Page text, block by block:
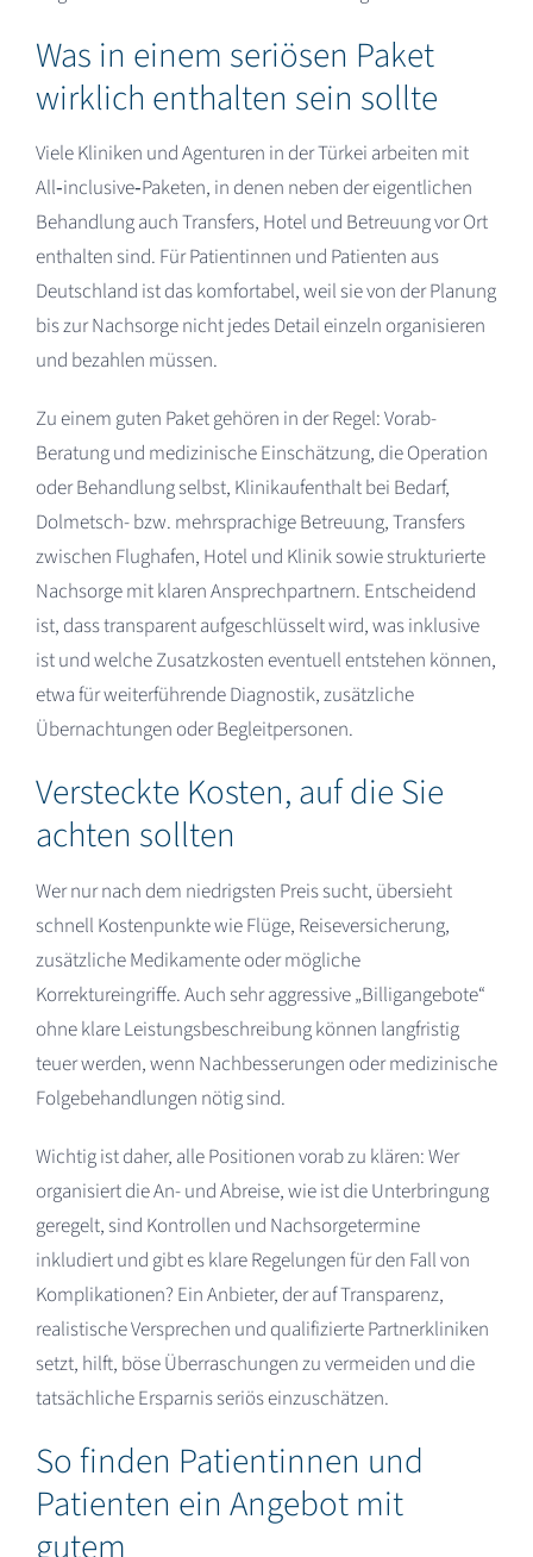
Was in einem seriösen Paket
wirklich enthalten sein sollte
Viele Kliniken und Agenturen in der Türkei arbeiten mit
All‑inclusive‑Paketen, in denen neben der eigentlichen
Behandlung auch Transfers, Hotel und Betreuung vor Ort
enthalten sind. Für Patientinnen und Patienten aus
Deutschland ist das komfortabel, weil sie von der Planung
bis zur Nachsorge nicht jedes Detail einzeln organisieren
und bezahlen müssen.​
Zu einem guten Paket gehören in der Regel: Vorab-
Beratung und medizinische Einschätzung, die Operation
oder Behandlung selbst, Klinikaufenthalt bei Bedarf,
Dolmetsch- bzw. mehrsprachige Betreuung, Transfers
zwischen Flughafen, Hotel und Klinik sowie strukturierte
Nachsorge mit klaren Ansprechpartnern. Entscheidend
ist, dass transparent aufgeschlüsselt wird, was inklusive
ist und welche Zusatzkosten eventuell entstehen können,
etwa für weiterführende Diagnostik, zusätzliche
Übernachtungen oder Begleitpersonen.​
Versteckte Kosten, auf die Sie
achten sollten
Wer nur nach dem niedrigsten Preis sucht, übersieht
schnell Kostenpunkte wie Flüge, Reiseversicherung,
zusätzliche Medikamente oder mögliche
Korrektureingriffe. Auch sehr aggressive „Billigangebote“
ohne klare Leistungsbeschreibung können langfristig
teuer werden, wenn Nachbesserungen oder medizinische
Folgebehandlungen nötig sind.​
Wichtig ist daher, alle Positionen vorab zu klären: Wer
organisiert die An- und Abreise, wie ist die Unterbringung
geregelt, sind Kontrollen und Nachsorgetermine
inkludiert und gibt es klare Regelungen für den Fall von
Komplikationen? Ein Anbieter, der auf Transparenz,
realistische Versprechen und qualifizierte Partnerkliniken
setzt, hilft, böse Überraschungen zu vermeiden und die
tatsächliche Ersparnis seriös einzuschätzen.​
So finden Patientinnen und
Patienten ein Angebot mit